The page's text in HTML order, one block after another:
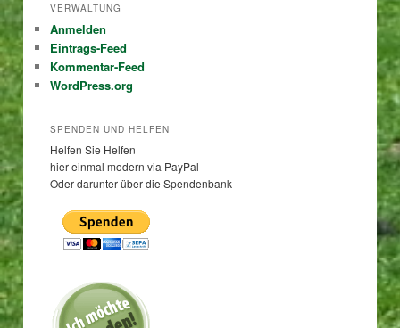
VERWALTUNG
Anmelden
Eintrags-Feed
Kommentar-Feed
WordPress.org
SPENDEN UND HELFEN
Helfen Sie Helfen
hier einmal modern via PayPal
Oder darunter über die Spendenbank